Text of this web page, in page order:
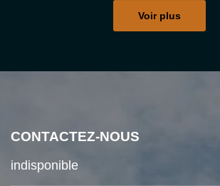
Voir plus
CONTACTEZ-NOUS
indisponible